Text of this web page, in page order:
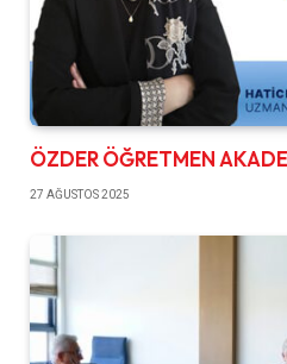
ÖZDER ÖĞRETMEN
27 AĞUSTOS 2025